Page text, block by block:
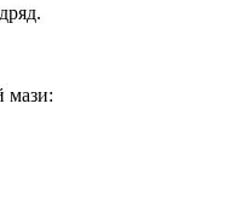
мази: